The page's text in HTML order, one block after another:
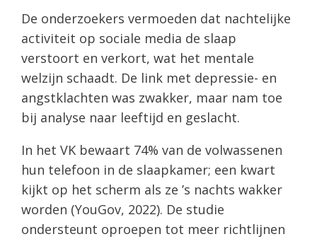
De onderzoekers vermoeden dat nachtelijke
activiteit op sociale media de slaap
verstoort en verkort, wat het mentale
welzijn schaadt. De link met depressie- en
angstklachten was zwakker, maar nam toe
bij analyse naar leeftijd en geslacht.
In het VK bewaart 74% van de volwassenen
hun telefoon in de slaapkamer; een kwart
kijkt op het scherm als ze ’s nachts wakker
worden (YouGov, 2022). De studie
ondersteunt oproepen tot meer richtlijnen